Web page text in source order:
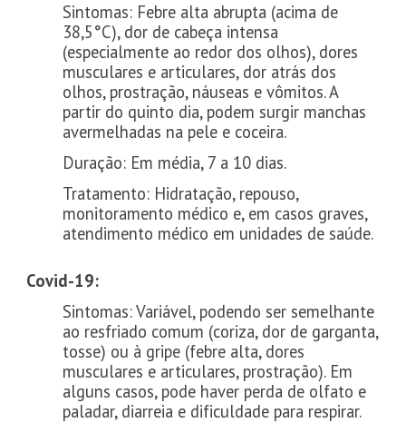
Sintomas: Febre alta abrupta (acima de
38,5°C), dor de cabeça intensa
(especialmente ao redor dos olhos), dores
musculares e articulares, dor atrás dos
olhos, prostração, náuseas e vômitos. A
partir do quinto dia, podem surgir manchas
avermelhadas na pele e coceira.
Duração: Em média, 7 a 10 dias.
Tratamento: Hidratação, repouso,
monitoramento médico e, em casos graves,
atendimento médico em unidades de saúde.
Covid-19:
Sintomas: Variável, podendo ser semelhante
ao resfriado comum (coriza, dor de garganta,
tosse) ou à gripe (febre alta, dores
musculares e articulares, prostração). Em
alguns casos, pode haver perda de olfato e
paladar, diarreia e dificuldade para respirar.